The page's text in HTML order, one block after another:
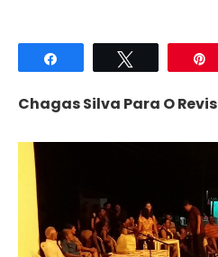
Compartilhar
Chagas Silva Para O